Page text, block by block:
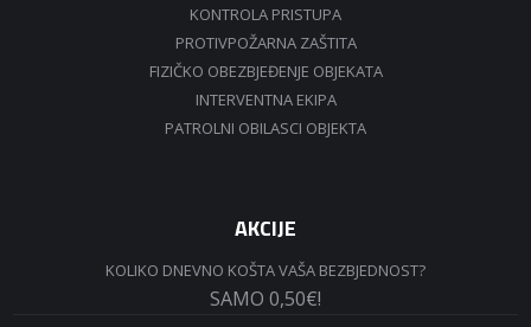
KONTROLA PRISTUPA
PROTIVPOŽARNA ZAŠTITA
FIZIČKO OBEZBJEĐENJE OBJEKATA
INTERVENTNA EKIPA
PATROLNI OBILASCI OBJEKTA
AKCIJE
KOLIKO DNEVNO KOŠTA VAŠA BEZBJEDNOST?
SAMO 0,50€!